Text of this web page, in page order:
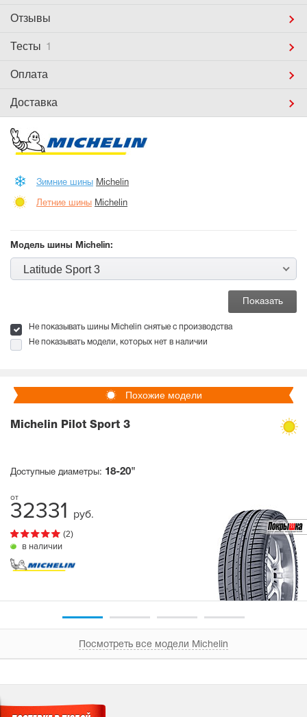
Отзывы
Тесты 1
Оплата
Доставка
Зимние шины Michelin
Летние шины Michelin
Модель шины Michelin:
Latitude Sport 3
Не показывать шины Michelin снятые с производства
Не показывать модели, которых нет в наличии
Похожие модели
Michelin Pilot Sport 3
Доступные диаметры: 18-20"
32331 руб.
(2)
в наличии
Посмотреть все модели Michelin